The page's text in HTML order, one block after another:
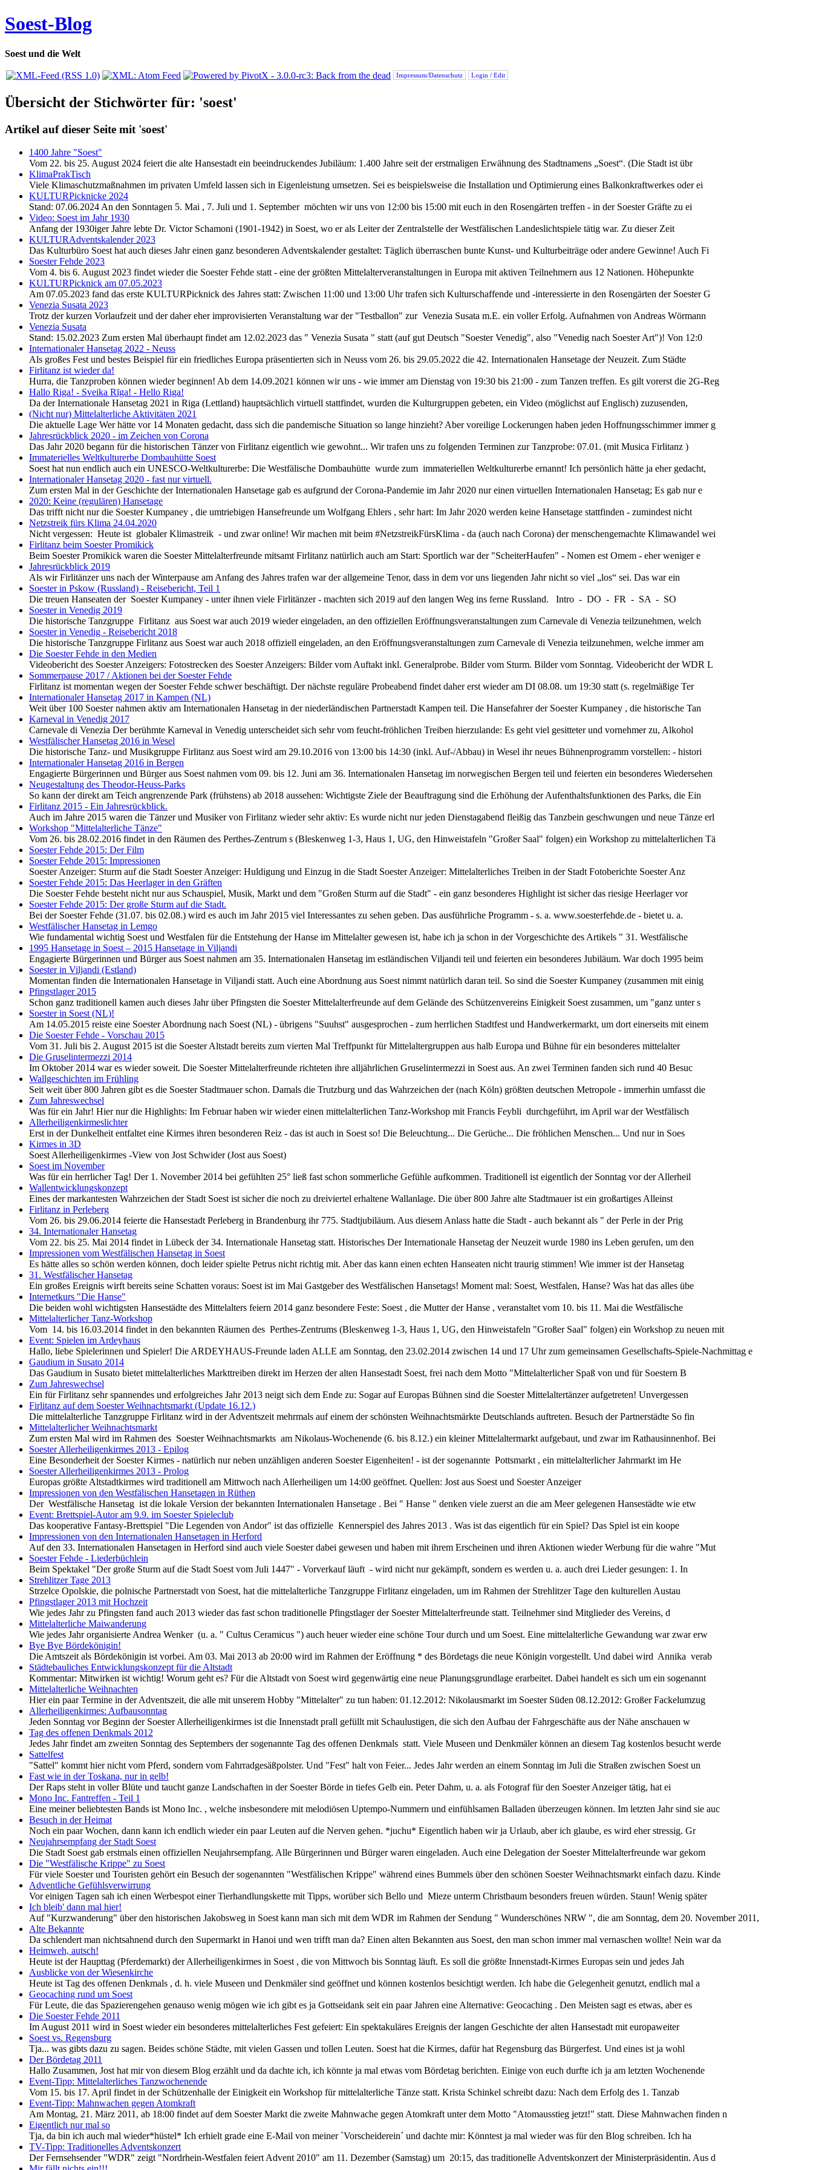
Soest-Blog
Soest und die Welt
Impressum/Datenschutz Login / Edit
Übersicht der Stichwörter für: 'soest'
Artikel auf dieser Seite mit 'soest'
1400 Jahre "Soest"
Vom 22. bis 25. August 2024 feiert die alte Hansestadt ein beeindruckendes Jubiläum: 1.400 Jahre seit der erstmaligen Erwähnung des Stadtnamens „Soest“. (Die Stadt ist übr
KlimaPrakTisch
Viele Klimaschutzmaßnahmen im privaten Umfeld lassen sich in Eigenleistung umsetzen. Sei es beispielsweise die Installation und Optimierung eines Balkonkraftwerkes oder ei
KULTURPicknicke 2024
Stand: 07.06.2024 An den Sonntagen 5. Mai , 7. Juli und 1. September möchten wir uns von 12:00 bis 15:00 mit euch in den Rosengärten treffen - in der Soester Gräfte zu ei
Video: Soest im Jahr 1930
Anfang der 1930iger Jahre lebte Dr. Victor Schamoni (1901-1942) in Soest, wo er als Leiter der Zentralstelle der Westfälischen Landeslichtspiele tätig war. Zu dieser Zeit
KULTURAdventskalender 2023
Das Kulturbüro Soest hat auch dieses Jahr einen ganz besonderen Adventskalender gestaltet: Täglich überraschen bunte Kunst- und Kulturbeiträge oder andere Gewinne! Auch Fi
Soester Fehde 2023
Vom 4. bis 6. August 2023 findet wieder die Soester Fehde statt - eine der größten Mittelalterveranstaltungen in Europa mit aktiven Teilnehmern aus 12 Nationen. Höhepunkte
KULTURPicknick am 07.05.2023
Am 07.05.2023 fand das erste KULTURPicknick des Jahres statt: Zwischen 11:00 und 13:00 Uhr trafen sich Kulturschaffende und -interessierte in den Rosengärten der Soester G
Venezia Susata 2023
Trotz der kurzen Vorlaufzeit und der daher eher improvisierten Veranstaltung war der "Testballon" zur Venezia Susata m.E. ein voller Erfolg. Aufnahmen von Andreas Wörmann
Venezia Susata
Stand: 15.02.2023 Zum ersten Mal überhaupt findet am 12.02.2023 das " Venezia Susata " statt (auf gut Deutsch "Soester Venedig", also "Venedig nach Soester Art")! Von 12:0
Internationaler Hansetag 2022 - Neuss
Als großes Fest und bestes Beispiel für ein friedliches Europa präsentierten sich in Neuss vom 26. bis 29.05.2022 die 42. Internationalen Hansetage der Neuzeit. Zum Städte
Firlitanz ist wieder da!
Hurra, die Tanzproben können wieder beginnen! Ab dem 14.09.2021 können wir uns - wie immer am Dienstag von 19:30 bis 21:00 - zum Tanzen treffen. Es gilt vorerst die 2G-Reg
Hallo Riga! - Sveika Rīga! - Hello Riga!
Da der Internationale Hansetag 2021 in Riga (Lettland) hauptsächlich virtuell stattfindet, wurden die Kulturgruppen gebeten, ein Video (möglichst auf Englisch) zuzusenden,
(Nicht nur) Mittelalterliche Aktivitäten 2021
Die aktuelle Lage Wer hätte vor 14 Monaten gedacht, dass sich die pandemische Situation so lange hinzieht? Aber voreilige Lockerungen haben jeden Hoffnungsschimmer immer g
Jahresrückblick 2020 - im Zeichen von Corona
Das Jahr 2020 begann für die historischen Tänzer von Firlitanz eigentlich wie gewohnt... Wir trafen uns zu folgenden Terminen zur Tanzprobe: 07.01. (mit Musica Firlitanz )
Immaterielles Weltkulturerbe Dombauhütte Soest
Soest hat nun endlich auch ein UNESCO-Weltkulturerbe: Die Westfälische Dombauhütte wurde zum immateriellen Weltkulturerbe ernannt! Ich persönlich hätte ja eher gedacht,
Internationaler Hansetag 2020 - fast nur virtuell.
Zum ersten Mal in der Geschichte der Internationalen Hansetage gab es aufgrund der Corona-Pandemie im Jahr 2020 nur einen virtuellen Internationalen Hansetag; Es gab nur e
2020: Keine (regulären) Hansetage
Das trifft nicht nur die Soester Kumpaney , die umtriebigen Hansefreunde um Wolfgang Ehlers , sehr hart: Im Jahr 2020 werden keine Hansetage stattfinden - zumindest nicht
Netzstreik fürs Klima 24.04.2020
Nicht vergessen: Heute ist globaler Klimastreik - und zwar online! Wir machen mit beim #NetzstreikFürsKlima - da (auch nach Corona) der menschengemachte Klimawandel wei
Firlitanz beim Soester Promikick
Beim Soester Promikick waren die Soester Mittelalterfreunde mitsamt Firlitanz natürlich auch am Start: Sportlich war der "ScheiterHaufen" - Nomen est Omem - eher weniger e
Jahresrückblick 2019
Als wir Firlitänzer uns nach der Winterpause am Anfang des Jahres trafen war der allgemeine Tenor, dass in dem vor uns liegenden Jahr nicht so viel „los“ sei. Das war ein
Soester in Pskow (Russland) - Reisebericht, Teil 1
Die treuen Hanseaten der Soester Kumpaney - unter ihnen viele Firlitänzer - machten sich 2019 auf den langen Weg ins ferne Russland. Intro - DO - FR - SA - SO
Soester in Venedig 2019
Die historische Tanzgruppe Firlitanz aus Soest war auch 2019 wieder eingeladen, an den offiziellen Eröffnungsveranstaltungen zum Carnevale di Venezia teilzunehmen, welch
Soester in Venedig - Reisebericht 2018
Die historische Tanzgruppe Firlitanz aus Soest war auch 2018 offiziell eingeladen, an den Eröffnungsveranstaltungen zum Carnevale di Venezia teilzunehmen, welche immer am
Die Soester Fehde in den Medien
Videobericht des Soester Anzeigers: Fotostrecken des Soester Anzeigers: Bilder vom Auftakt inkl. Generalprobe. Bilder vom Sturm. Bilder vom Sonntag. Videobericht der WDR L
Sommerpause 2017 / Aktionen bei der Soester Fehde
Firlitanz ist momentan wegen der Soester Fehde schwer beschäftigt. Der nächste reguläre Probeabend findet daher erst wieder am DI 08.08. um 19:30 statt (s. regelmäßige Ter
Internationaler Hansetag 2017 in Kampen (NL)
Weit über 100 Soester nahmen aktiv am Internationalen Hansetag in der niederländischen Partnerstadt Kampen teil. Die Hansefahrer der Soester Kumpaney , die historische Tan
Karneval in Venedig 2017
Carnevale di Venezia Der berühmte Karneval in Venedig unterscheidet sich sehr vom feucht-fröhlichen Treiben hierzulande: Es geht viel gesitteter und vornehmer zu, Alkohol
Westfälischer Hansetag 2016 in Wesel
Die historische Tanz- und Musikgruppe Firlitanz aus Soest wird am 29.10.2016 von 13:00 bis 14:30 (inkl. Auf-/Abbau) in Wesel ihr neues Bühnenprogramm vorstellen: - histori
Internationaler Hansetag 2016 in Bergen
Engagierte Bürgerinnen und Bürger aus Soest nahmen vom 09. bis 12. Juni am 36. Internationalen Hansetag im norwegischen Bergen teil und feierten ein besonderes Wiedersehen
Neugestaltung des Theodor-Heuss-Parks
So kann der direkt am Teich angrenzende Park (frühstens) ab 2018 aussehen: Wichtigste Ziele der Beauftragung sind die Erhöhung der Aufenthaltsfunktionen des Parks, die Ein
Firlitanz 2015 - Ein Jahresrückblick.
Auch im Jahre 2015 waren die Tänzer und Musiker von Firlitanz wieder sehr aktiv: Es wurde nicht nur jeden Dienstagabend fleißig das Tanzbein geschwungen und neue Tänze erl
Workshop "Mittelalterliche Tänze"
Vom 26. bis 28.02.2016 findet in den Räumen des Perthes-Zentrum s (Bleskenweg 1-3, Haus 1, UG, den Hinweistafeln "Großer Saal" folgen) ein Workshop zu mittelalterlichen Tä
Soester Fehde 2015: Der Film
Soester Fehde 2015: Impressionen
Soester Anzeiger: Sturm auf die Stadt Soester Anzeiger: Huldigung und Einzug in die Stadt Soester Anzeiger: Mittelalterliches Treiben in der Stadt Fotoberichte Soester Anz
Soester Fehde 2015: Das Heerlager in den Gräften
Die Soester Fehde besteht nicht nur aus Schauspiel, Musik, Markt und dem "Großen Sturm auf die Stadt" - ein ganz besonderes Highlight ist sicher das riesige Heerlager vor
Soester Fehde 2015: Der große Sturm auf die Stadt.
Bei der Soester Fehde (31.07. bis 02.08.) wird es auch im Jahr 2015 viel Interessantes zu sehen geben. Das ausführliche Programm - s. a. www.soesterfehde.de - bietet u. a.
Westfälischer Hansetag in Lemgo
Wie fundamental wichtig Soest und Westfalen für die Entstehung der Hanse im Mittelalter gewesen ist, habe ich ja schon in der Vorgeschichte des Artikels " 31. Westfälische
1995 Hansetage in Soest – 2015 Hansetage in Viljandi
Engagierte Bürgerinnen und Bürger aus Soest nahmen am 35. Internationalen Hansetag im estländischen Viljandi teil und feierten ein besonderes Jubiläum. War doch 1995 beim
Soester in Viljandi (Estland)
Momentan finden die Internationalen Hansetage in Viljandi statt. Auch eine Abordnung aus Soest nimmt natürlich daran teil. So sind die Soester Kumpaney (zusammen mit einig
Pfingstlager 2015
Schon ganz traditionell kamen auch dieses Jahr über Pfingsten die Soester Mittelalterfreunde auf dem Gelände des Schützenvereins Einigkeit Soest zusammen, um "ganz unter s
Soester in Soest (NL)!
Am 14.05.2015 reiste eine Soester Abordnung nach Soest (NL) - übrigens "Suuhst" ausgesprochen - zum herrlichen Stadtfest und Handwerkermarkt, um dort einerseits mit einem
Die Soester Fehde - Vorschau 2015
Vom 31. Juli bis 2. August 2015 ist die Soester Altstadt bereits zum vierten Mal Treffpunkt für Mittelaltergruppen aus halb Europa und Bühne für ein besonderes mittelalter
Die Gruselintermezzi 2014
Im Oktober 2014 war es wieder soweit. Die Soester Mittelalterfreunde richteten ihre alljährlichen Gruselintermezzi in Soest aus. An zwei Terminen fanden sich rund 40 Besuc
Wallgeschichten im Frühling
Seit weit über 800 Jahren gibt es die Soester Stadtmauer schon. Damals die Trutzburg und das Wahrzeichen der (nach Köln) größten deutschen Metropole - immerhin umfasst die
Zum Jahreswechsel
Was für ein Jahr! Hier nur die Highlights: Im Februar haben wir wieder einen mittelalterlichen Tanz-Workshop mit Francis Feybli durchgeführt, im April war der Westfälisch
Allerheiligenkirmeslichter
Erst in der Dunkelheit entfaltet eine Kirmes ihren besonderen Reiz - das ist auch in Soest so! Die Beleuchtung... Die Gerüche... Die fröhlichen Menschen... Und nur in Soes
Kirmes in 3D
Soest Allerheiligenkirmes -View von Jost Schwider (Jost aus Soest)
Soest im November
Was für ein herrlicher Tag! Der 1. November 2014 bei gefühlten 25° ließ fast schon sommerliche Gefühle aufkommen. Traditionell ist eigentlich der Sonntag vor der Allerheil
Wallentwicklungskonzept
Eines der markantesten Wahrzeichen der Stadt Soest ist sicher die noch zu dreiviertel erhaltene Wallanlage. Die über 800 Jahre alte Stadtmauer ist ein großartiges Alleinst
Firlitanz in Perleberg
Vom 26. bis 29.06.2014 feierte die Hansestadt Perleberg in Brandenburg ihr 775. Stadtjubiläum. Aus diesem Anlass hatte die Stadt - auch bekannt als " der Perle in der Prig
34. Internationaler Hansetag
Vom 22. bis 25. Mai 2014 findet in Lübeck der 34. Internationale Hansetag statt. Historisches Der Internationale Hansetag der Neuzeit wurde 1980 ins Leben gerufen, um den
Impressionen vom Westfälischen Hansetag in Soest
Es hätte alles so schön werden können, doch leider spielte Petrus nicht richtig mit. Aber das kann einen echten Hanseaten nicht traurig stimmen! Wie immer ist der Hansetag
31. Westfälischer Hansetag
Ein großes Ereignis wirft bereits seine Schatten voraus: Soest ist im Mai Gastgeber des Westfälischen Hansetags! Moment mal: Soest, Westfalen, Hanse? Was hat das alles übe
Internetkurs "Die Hanse"
Die beiden wohl wichtigsten Hansestädte des Mittelalters feiern 2014 ganz besondere Feste: Soest , die Mutter der Hanse , veranstaltet vom 10. bis 11. Mai die Westfälische
Mittelalterlicher Tanz-Workshop
Vom 14. bis 16.03.2014 findet in den bekannten Räumen des Perthes-Zentrums (Bleskenweg 1-3, Haus 1, UG, den Hinweistafeln "Großer Saal" folgen) ein Workshop zu neuen mit
Event: Spielen im Ardeyhaus
Hallo, liebe Spielerinnen und Spieler! Die ARDEYHAUS-Freunde laden ALLE am Sonntag, den 23.02.2014 zwischen 14 und 17 Uhr zum gemeinsamen Gesellschafts-Spiele-Nachmittag e
Gaudium in Susato 2014
Das Gaudium in Susato bietet mittelalterliches Markttreiben direkt im Herzen der alten Hansestadt Soest, frei nach dem Motto "Mittelalterlicher Spaß von und für Soestern B
Zum Jahreswechsel
Ein für Firlitanz sehr spannendes und erfolgreiches Jahr 2013 neigt sich dem Ende zu: Sogar auf Europas Bühnen sind die Soester Mittelaltertänzer aufgetreten! Unvergessen
Firlitanz auf dem Soester Weihnachtsmarkt (Update 16.12.)
Die mittelalterliche Tanzgruppe Firlitanz wird in der Adventszeit mehrmals auf einem der schönsten Weihnachtsmärkte Deutschlands auftreten. Besuch der Partnerstädte So fin
Mittelalterlicher Weihnachtsmarkt
Zum ersten Mal wird im Rahmen des Soester Weihnachtsmarkts am Nikolaus-Wochenende (6. bis 8.12.) ein kleiner Mittelaltermarkt aufgebaut, und zwar im Rathausinnenhof. Bei
Soester Allerheiligenkirmes 2013 - Epilog
Eine Besonderheit der Soester Kirmes - natürlich nur neben unzähligen anderen Soester Eigenheiten! - ist der sogenannte Pottsmarkt , ein mittelalterlicher Jahrmarkt im He
Soester Allerheiligenkirmes 2013 - Prolog
Europas größte Altstadtkirmes wird traditionell am Mittwoch nach Allerheiligen um 14:00 geöffnet. Quellen: Jost aus Soest und Soester Anzeiger
Impressionen von den Westfälischen Hansetagen in Rüthen
Der Westfälische Hansetag ist die lokale Version der bekannten Internationalen Hansetage . Bei " Hanse " denken viele zuerst an die am Meer gelegenen Hansestädte wie etw
Event: Brettspiel-Autor am 9.9. im Soester Spieleclub
Das kooperative Fantasy-Brettspiel "Die Legenden von Andor" ist das offizielle Kennerspiel des Jahres 2013 . Was ist das eigentlich für ein Spiel? Das Spiel ist ein koope
Impressionen von den Internationalen Hansetagen in Herford
Auf den 33. Internationalen Hansetagen in Herford sind auch viele Soester dabei gewesen und haben mit ihrem Erscheinen und ihren Aktionen wieder Werbung für die wahre "Mut
Soester Fehde - Liederbüchlein
Beim Spektakel "Der große Sturm auf die Stadt Soest vom Juli 1447" - Vorverkauf läuft - wird nicht nur gekämpft, sondern es werden u. a. auch drei Lieder gesungen: 1. In
Strehlitzer Tage 2013
Strzelce Opolskie, die polnische Partnerstadt von Soest, hat die mittelalterliche Tanzgruppe Firlitanz eingeladen, um im Rahmen der Strehlitzer Tage den kulturellen Austau
Pfingstlager 2013 mit Hochzeit
Wie jedes Jahr zu Pfingsten fand auch 2013 wieder das fast schon traditionelle Pfingstlager der Soester Mittelalterfreunde statt. Teilnehmer sind Mitglieder des Vereins, d
Mittelalterliche Maiwanderung
Wie jedes Jahr organisierte Andrea Wenker (u. a. " Cultus Ceramicus ") auch heuer wieder eine schöne Tour durch und um Soest. Eine mittelalterliche Gewandung war zwar erw
Bye Bye Bördekönigin!
Die Amtszeit als Bördekönigin ist vorbei. Am 03. Mai 2013 ab 20:00 wird im Rahmen der Eröffnung * des Bördetags die neue Königin vorgestellt. Und dabei wird Annika verab
Städtebauliches Entwicklungskonzept für die Altstadt
Kommentar: Mitwirken ist wichtig! Worum geht es? Für die Altstadt von Soest wird gegenwärtig eine neue Planungsgrundlage erarbeitet. Dabei handelt es sich um ein sogenannt
Mittelalterliche Weihnachten
Hier ein paar Termine in der Adventszeit, die alle mit unserem Hobby "Mittelalter" zu tun haben: 01.12.2012: Nikolausmarkt im Soester Süden 08.12.2012: Großer Fackelumzug
Allerheiligenkirmes: Aufbausonntag
Jeden Sonntag vor Beginn der Soester Allerheiligenkirmes ist die Innenstadt prall gefüllt mit Schaulustigen, die sich den Aufbau der Fahrgeschäfte aus der Nähe anschauen w
Tag des offenen Denkmals 2012
Jedes Jahr findet am zweiten Sonntag des Septembers der sogenannte Tag des offenen Denkmals statt. Viele Museen und Denkmäler können an diesem Tag kostenlos besucht werde
Sattelfest
"Sattel" kommt hier nicht vom Pferd, sondern vom Fahrradgesäßpolster. Und "Fest" halt von Feier... Jedes Jahr werden an einem Sonntag im Juli die Straßen zwischen Soest un
Fast wie in der Toskana, nur in gelb!
Der Raps steht in voller Blüte und taucht ganze Landschaften in der Soester Börde in tiefes Gelb ein. Peter Dahm, u. a. als Fotograf für den Soester Anzeiger tätig, hat ei
Mono Inc. Fantreffen - Teil 1
Eine meiner beliebtesten Bands ist Mono Inc. , welche insbesondere mit melodiösen Uptempo-Nummern und einfühlsamen Balladen überzeugen können. Im letzten Jahr sind sie auc
Besuch in der Heimat
Noch ein paar Wochen, dann kann ich endlich wieder ein paar Leuten auf die Nerven gehen. *juchu* Eigentlich haben wir ja Urlaub, aber ich glaube, es wird eher stressig. Gr
Neujahrsempfang der Stadt Soest
Die Stadt Soest gab erstmals einen offiziellen Neujahrsempfang. Alle Bürgerinnen und Bürger waren eingeladen. Auch eine Delegation der Soester Mittelalterfreunde war gekom
Die "Westfälische Krippe" zu Soest
Für viele Soester und Touristen gehört ein Besuch der sogenannten "Westfälischen Krippe" während eines Bummels über den schönen Soester Weihnachtsmarkt einfach dazu. Kinde
Adventliche Gefühlsverwirrung
Vor einigen Tagen sah ich einen Werbespot einer Tierhandlungskette mit Tipps, worüber sich Bello und Mieze unterm Christbaum besonders freuen würden. Staun! Wenig später
Ich bleib' dann mal hier!
Auf "Kurzwanderung" über den historischen Jakobsweg in Soest kann man sich mit dem WDR im Rahmen der Sendung " Wunderschönes NRW ", die am Sonntag, dem 20. November 2011,
Alte Bekannte
Da schlendert man nichtsahnend durch den Supermarkt in Hanoi und wen trifft man da? Einen alten Bekannten aus Soest, den man schon immer mal vernaschen wollte! Nein war da
Heimweh, autsch!
Heute ist der Haupttag (Pferdemarkt) der Allerheiligenkirmes in Soest , die von Mittwoch bis Sonntag läuft. Es soll die größte Innenstadt-Kirmes Europas sein und jedes Jah
Ausblicke von der Wiesenkirche
Heute ist Tag des offenen Denkmals , d. h. viele Museen und Denkmäler sind geöffnet und können kostenlos besichtigt werden. Ich habe die Gelegenheit genutzt, endlich mal a
Geocaching rund um Soest
Für Leute, die das Spazierengehen genauso wenig mögen wie ich gibt es ja Gottseidank seit ein paar Jahren eine Alternative: Geocaching . Den Meisten sagt es etwas, aber es
Die Soester Fehde 2011
Im August 2011 wird in Soest wieder ein besonderes mittelalterliches Fest gefeiert: Ein spektakuläres Ereignis der langen Geschichte der alten Hansestadt mit europaweiter
Soest vs. Regensburg
Tja... was gibts dazu zu sagen. Beides schöne Städte, mit vielen Gassen und tollen Leuten. Soest hat die Kirmes, dafür hat Regensburg das Bürgerfest. Und eines ist ja wohl
Der Bördetag 2011
Hallo Zusammen, Jost hat mir von diesem Blog erzählt und da dachte ich, ich könnte ja mal etwas vom Bördetag berichten. Einige von euch durfte ich ja am letzten Wochenende
Event-Tipp: Mittelalterliches Tanzwochenende
Vom 15. bis 17. April findet in der Schützenhalle der Einigkeit ein Workshop für mittelalterliche Tänze statt. Krista Schinkel schreibt dazu: Nach dem Erfolg des 1. Tanzab
Event-Tipp: Mahnwachen gegen Atomkraft
Am Montag, 21. März 2011, ab 18:00 findet auf dem Soester Markt die zweite Mahnwache gegen Atomkraft unter dem Motto "Atomausstieg jetzt!" statt. Diese Mahnwachen finden n
Eigentlich nur mal so
Tja, da bin ich auch mal wieder*hüstel* Ich erhielt grade eine E-Mail von meiner `Vorscheiderein´ und dachte mir: Könntest ja mal wieder was für den Blog schreiben. Ich ha
TV-Tipp: Traditionelles Adventskonzert
Der Fernsehsender "WDR" zeigt "Nordrhein-Westfalen feiert Advent 2010" am 11. Dezember (Samstag) um 20:15, das traditionelle Adventskonzert der Ministerpräsidentin. Aus d